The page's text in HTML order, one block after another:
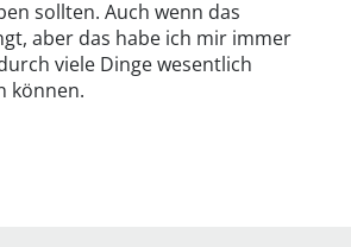
sollten. Auch wenn das
aber das habe ich mir immer
viele Dinge wesentlich
können.